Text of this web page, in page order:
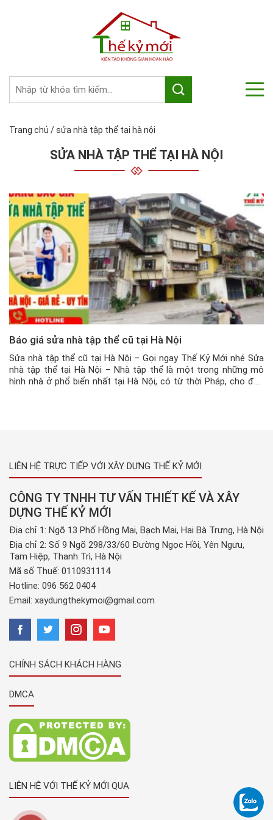
Trang chủ /sửa nhà tập thể tại hà nội
SỬA NHÀ TẬP THỂ TẠI HÀ NỘI
Báo giá sửa nhà tập thể cũ tại Hà Nội
Sửa nhà tập thể cũ tại Hà Nội – Gọi ngay Thế Kỷ Mới nhé Sửa
nhà tập thể tại Hà Nội – Nhà tập thể là một trong những mô
hình nhà ở phổ biến nhất tại Hà Nội, có từ thời Pháp, cho đến
LIÊN HỆ TRỰC TIẾP VỚI XÂY DỰNG THẾ KỶ MỚI
CÔNG TY TNHH TƯ VẤN THIẾT KẾ VÀ XÂY
DỰNG THẾ KỶ MỚI
Địa chỉ 1: Ngõ 13 Phố Hồng Mai, Bạch Mai, Hai Bà Trưng, Hà Nội
Địa chỉ 2: Số 9 Ngõ 298/33/60 Đường Ngọc Hồi, Yên Ngưu,
Tam Hiệp, Thanh Trì, Hà Nội
Mã số Thuế: 0110931114
Hotline: 096 562 0404
Email: xaydungthekymoi@gmail.com
CHÍNH SÁCH KHÁCH HÀNG
DMCA
LIÊN HỆ VỚI THẾ KỶ MỚI QUA